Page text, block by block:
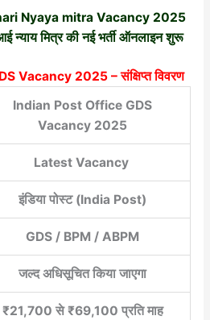
Nyaya mitra Vacancy 2025
न्याय मित्र की नई भर्ती ऑनलाइन शुरू
Vacancy 2025 – संक्षिप्त विवरण
Indian Post Office GDS
Vacancy 2025
Latest Vacancy
इंडिया पोस्ट (India Post)
GDS / BPM / ABPM
जल्द अधिसूचित किया जाएगा
₹21,700 से ₹69,100 प्रति माह